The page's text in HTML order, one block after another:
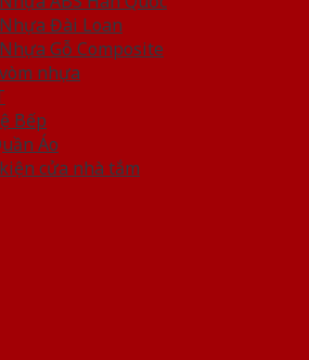
Đài Loan
Gỗ Composite
nhựa
Bếp
Áo
cửa nhà tắm